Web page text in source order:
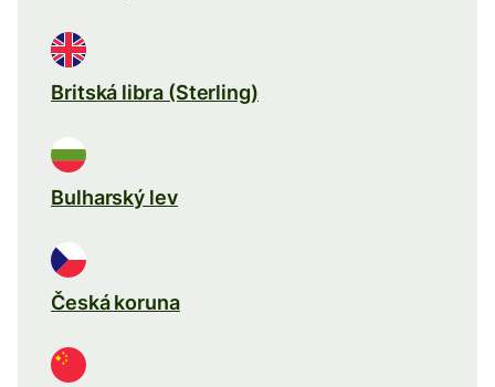
Britská libra (Sterling)
Bulharský lev
Česká koruna